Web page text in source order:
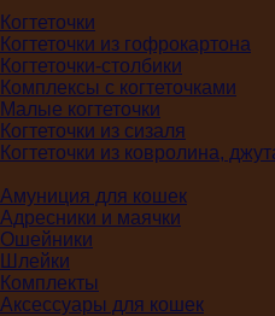
Когтеточки
Когтеточки из гофрокартона
Когтеточки-столбики
Комплексы с когтеточками
Малые когтеточки
Когтеточки из сизаля
Когтеточки из ковролина,
Амуниция для кошек
Адресники и маячки
Ошейники
Шлейки
Комплекты
Аксессуары для кошек